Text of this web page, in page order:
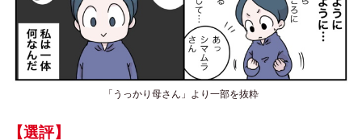
「うっかり母さん」より一部を抜粋
【選評】